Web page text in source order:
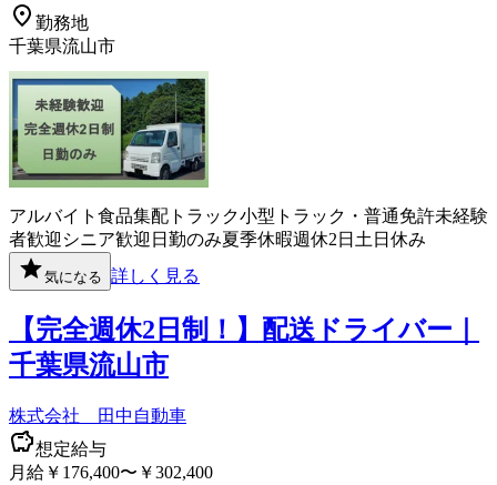
勤務地
千葉県流山市
アルバイト 食品集配 トラック小型トラック・普通免許未経験
者歓迎 シニア歓迎 日勤のみ夏季休暇週休2日 土日休み
気になる 詳しく見る
【完全週休2日制！】配送ドライバー｜
千葉県流山市
株式会社 田中自動車
想定給与
月給￥176,400〜￥302,400